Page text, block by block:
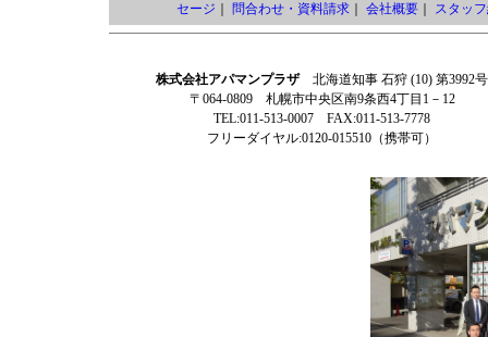
セージ
問合わせ・資料請求｜ 会社概要｜ スタッ
株式会社アパマンプラザ北海道知事 石狩 (10) 第3992号
〒064-0809 札幌市中央区南9条西4丁目1－12
TEL:011-513-0007 FAX:011-513-7778
フリーダイヤル:0120-015510（携帯可）